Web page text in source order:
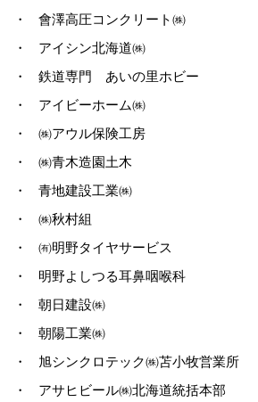
・
會澤高圧コンクリート㈱
・
アイシン北海道㈱
・
鉄道専門 あいの里ホビー
・
アイビーホーム㈱
・
㈱アウル保険工房
・
㈱青木造園土木
・
青地建設工業㈱
・
㈱秋村組
・
㈲明野タイヤサービス
・
明野よしつる耳鼻咽喉科
・
朝日建設㈱
・
朝陽工業㈱
・
旭シンクロテック㈱苫小牧営業所
・
アサヒビール㈱北海道統括本部